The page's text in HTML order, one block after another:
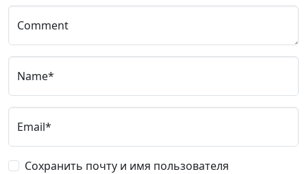
Comment
Name*
Email*
Сохранить почту и имя пользователя